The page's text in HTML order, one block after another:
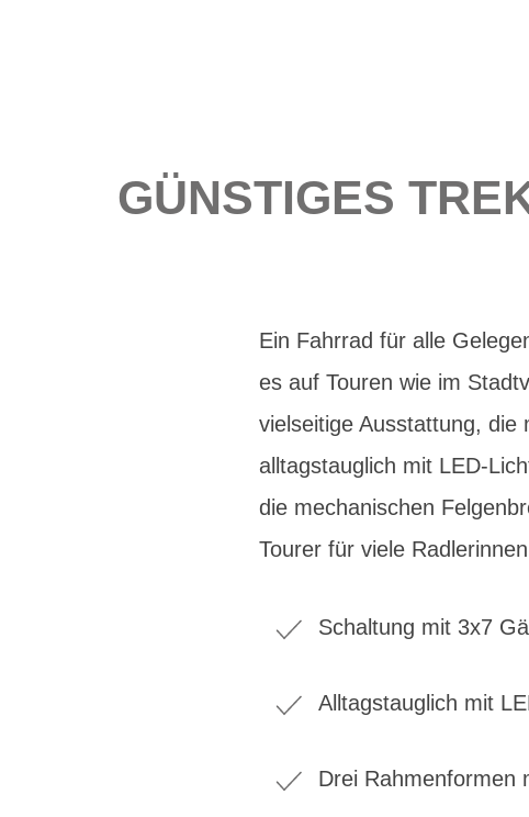
GÜNSTIGES
Ein Fahrrad für alle
es auf Touren wie im
vielseitige Ausstattung, die
alltagstauglich mit LED-
die mechanischen
Tourer für viele
Schaltung mit 3x7
Alltagstauglich mit
Drei Rahmenformen